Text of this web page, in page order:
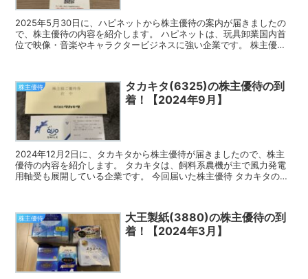
2025年5月30日に、ハピネットから株主優待の案内が届きましたの
で、株主優待の内容を紹介します。 ハピネットは、玩具卸業国内首
位で映像・音楽やキャラクタービジネスに強い企業です。 株主優待
株主優待
タカキタ(6325)の株主優待の到
着！【2024年9月】
2024年12月2日に、タカキタから株主優待が届きましたので、株主
優待の内容を紹介します。 タカキタは、飼料系農機が主で風力発電
用軸受も展開している企業です。 今回届いた株主優待 タカキタの株
株主優待
大王製紙(3880)の株主優待の到
着！【2024年3月】